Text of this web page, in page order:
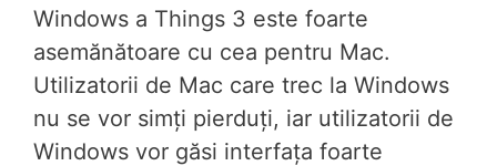
Windows a Things 3 este foarte
asemănătoare cu cea pentru Mac.
Utilizatorii de Mac care trec la Windows
nu se vor simți pierduți, iar utilizatorii de
Windows vor găsi interfața foarte